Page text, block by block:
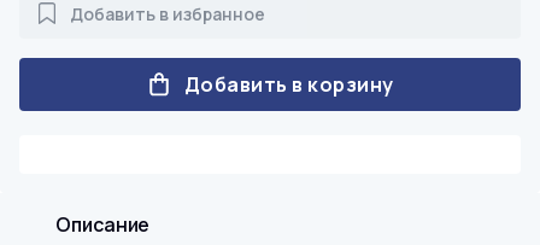
Описание
Добавить в избранное
Добавить в корзину